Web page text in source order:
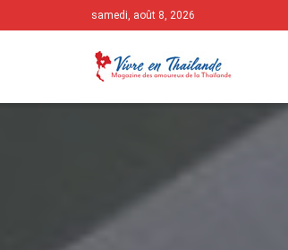
samedi, août 8, 2026